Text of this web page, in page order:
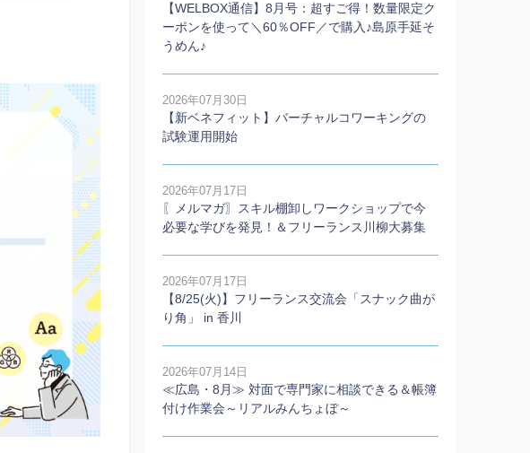
【WELBOX通信】8月号：超すご得！数量限定ク
ーポンを使って＼60％OFF／で購入♪島原手延そ
うめん♪
2026年07月30日
【新ベネフィット】バーチャルコワーキングの
試験運用開始
2026年07月17日
〖メルマガ〗スキル棚卸しワークショップで今
必要な学びを発見！＆フリーランス川柳大募集
2026年07月17日
【8/25(火)】フリーランス交流会「スナック曲が
り角」 in 香川
2026年07月14日
≪広島・8月≫ 対面で専門家に相談できる＆帳簿
付け作業会～リアルみんちょぼ～